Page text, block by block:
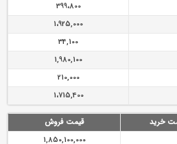
399،800
1،925,000
34,100
1,980,100
210,000
1،715,400
خرید
قیمت فروش
1,850,100,000